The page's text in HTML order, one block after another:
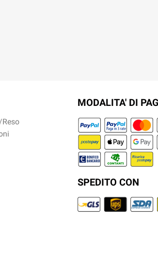
MODALITA' DI
SPEDITO CON